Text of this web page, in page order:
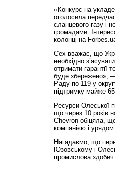
«Конкурс на
оголосила
сланцевого газу і
громадами.
колонці на
Сех вважає, що
необхідно
отримати гарантії
буде збережено»,
Раду по 119-у
підтримку майже
Ресурси Олеської
що через 10 років
Chevron обіцяла,
компанією і
Нагадаємо, що
Юзовському і
промислова